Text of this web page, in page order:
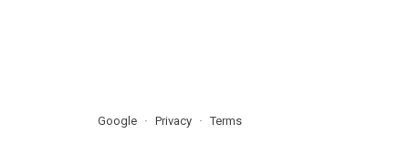
Google Privacy Terms